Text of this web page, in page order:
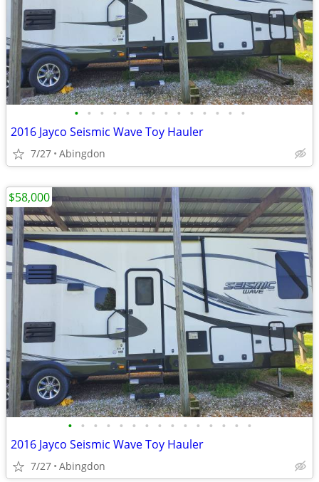
• • • • • • • • • • • • • •
2016 Jayco Seismic Wave Toy Hauler
7/27 Abingdon
• • • • • • • • • • • • • • •
2016 Jayco Seismic Wave Toy Hauler
7/27 Abingdon
$58,000